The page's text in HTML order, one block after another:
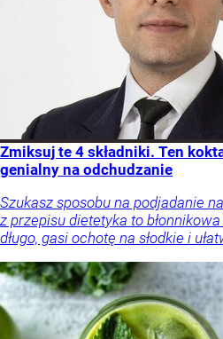
Zmiksuj te 4 składniki. Ten
genialny na odchudzanie
Szukasz sposobu na podjadanie
z przepisu dietetyka to
długo, gasi ochotę na słodkie i